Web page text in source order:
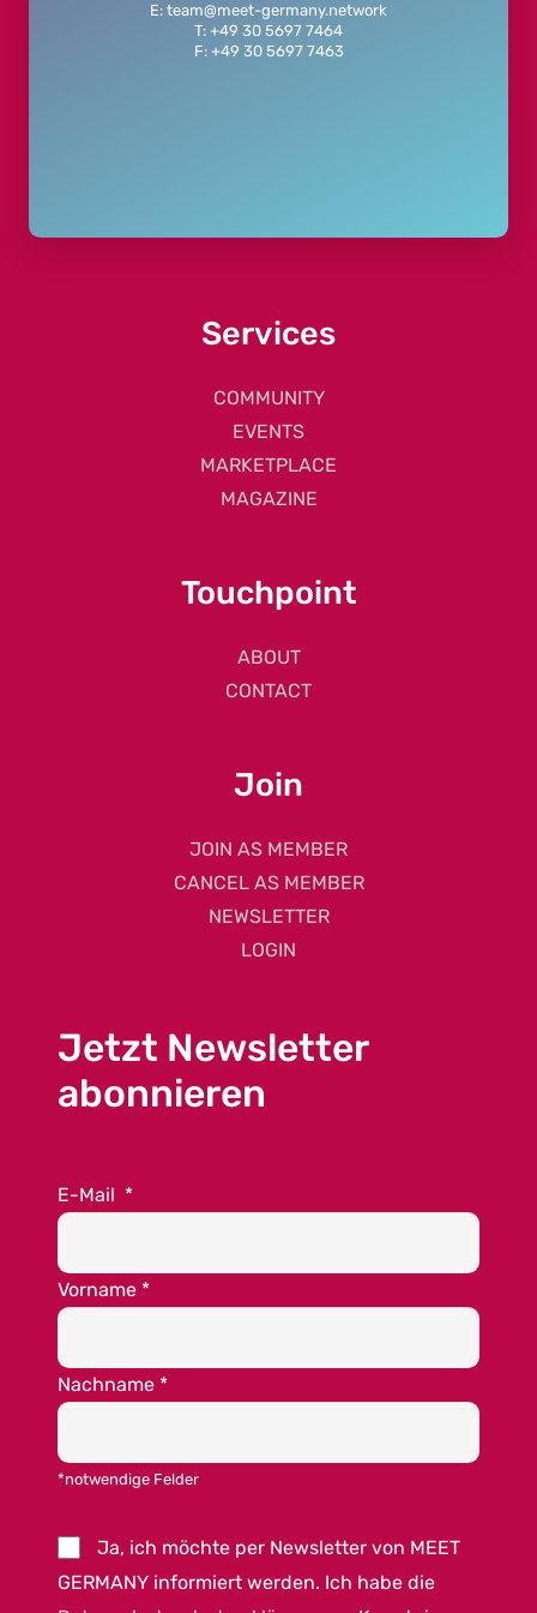
E: team@meet-germany.network
T: +49 30 5697 7464
F: +49 30 5697 7463
Services
COMMUNITY
EVENTS
MARKETPLACE
MAGAZINE
Touchpoint
ABOUT
CONTACT
Join
JOIN AS MEMBER
CANCEL AS MEMBER
NEWSLETTER
LOGIN
Jetzt Newsletter
abonnieren
E-Mail *
Vorname *
Nachname *
*notwendige Felder
Ja, ich möchte per Newsletter von MEET
GERMANY informiert werden. Ich habe die